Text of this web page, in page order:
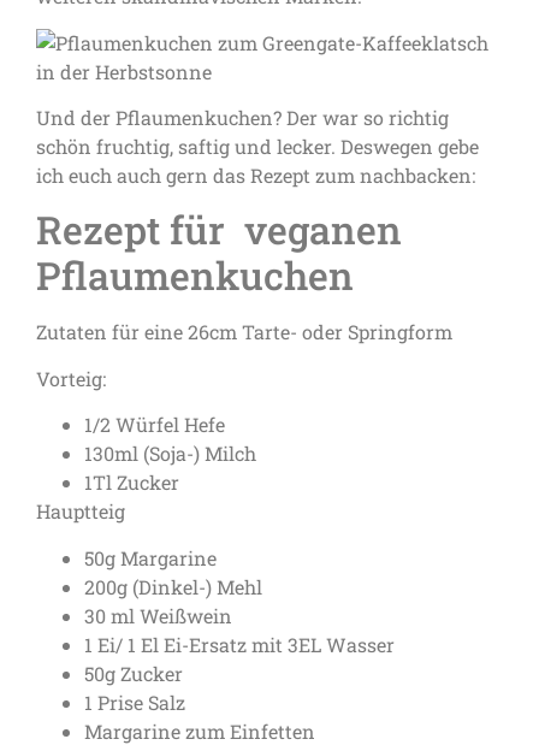
Und der Pflaumenkuchen? Der war so richtig
schön fruchtig, saftig und lecker. Deswegen gebe
ich euch auch gern das Rezept zum nachbacken:
Rezept für veganen
Pflaumenkuchen
Zutaten für eine 26cm Tarte- oder Springform
Vorteig:
1/2 Würfel Hefe
130ml (Soja-) Milch
1Tl Zucker
Hauptteig
50g Margarine
200g (Dinkel-) Mehl
30 ml Weißwein
1 Ei/ 1 El Ei-Ersatz mit 3EL Wasser
50g Zucker
1 Prise Salz
Margarine zum Einfetten